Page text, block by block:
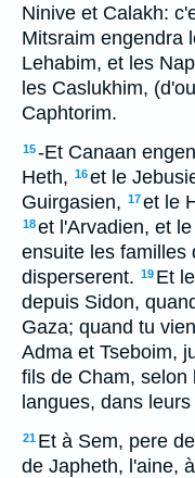
Ninive et Calakh:
Mitsraim engendra
Lehabim, et les
les Caslukhim,
Caphtorim.
15-Et Canaan
Heth, 16et le
Guirgasien, 17et le
18et l'Arvadien, et
ensuite les familles
disperserent. 19 Et
depuis Sidon,
Gaza; quand tu
Adma et Tseboim,
fils de Cham, selon
langues, dans
21 Et à Sem, pere
de Japheth, l'aine,